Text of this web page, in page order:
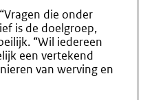
die onder
is de doelgroep,
“Wil iedereen
een vertekend
van werving en